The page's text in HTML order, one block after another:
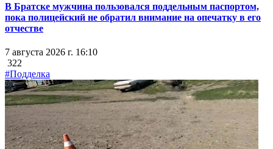
В Братске мужчина пользовался поддельным паспортом,
пока полицейский не обратил внимание на опечатку в его
отчестве
7 августа 2026 г. 16:10
322
#Подделка